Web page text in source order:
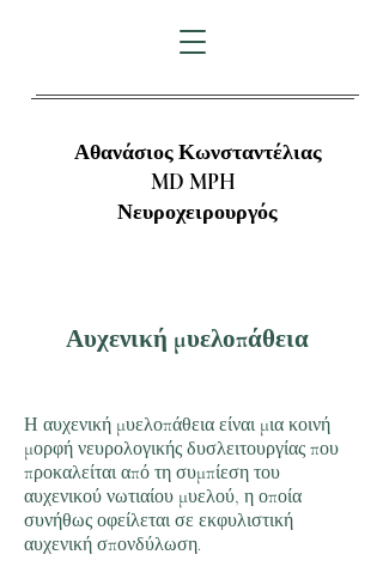
Αθανάσιος Κωνσταντέλιας
MD MPH
Νευροχειρουργός
Αυχενική μυελοπάθεια
Η αυχενική μυελοπάθεια είναι μια κοινή
μορφή νευρολογικής δυσλειτουργίας που
προκαλείται από τη συμπίεση του
αυχενικού νωτιαίου μυελού, η οποία
συνήθως οφείλεται σε εκφυλιστική
αυχενική σπονδύλωση.